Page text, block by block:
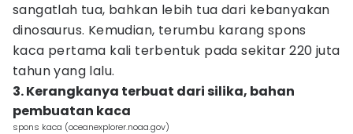
sangatlah tua, bahkan lebih tua dari kebanyakan
dinosaurus. Kemudian, terumbu karang spons
kaca pertama kali terbentuk pada sekitar 220 juta
tahun yang lalu.
3. Kerangkanya terbuat dari silika, bahan
pembuatan kaca
spons kaca (oceanexplorer.noaa.gov)